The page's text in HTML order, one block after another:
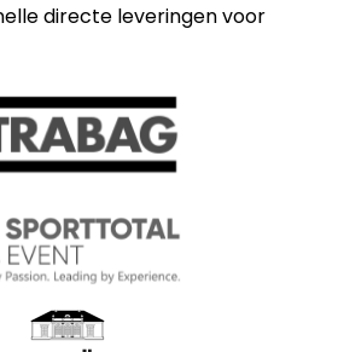
directe leveringen voor